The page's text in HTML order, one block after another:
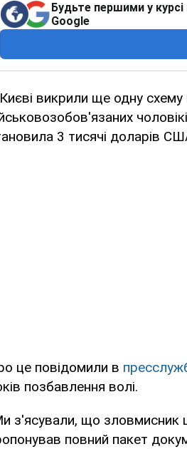
Будьте першими у
Google
викрили ще одну
3 тисячі доларів
це повідомили в
позбавлення волі.
з'ясували, що зловмисник
повний пакет